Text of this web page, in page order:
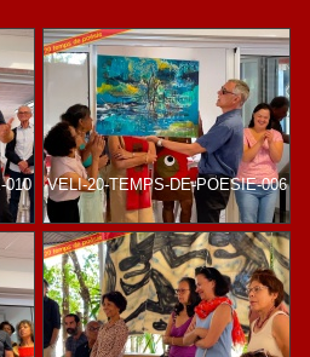
010 VELI-20-TEMPS-DE-POESIE-006